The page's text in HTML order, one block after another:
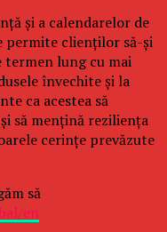
și a calendarelor de
permite clienților să-și
lung cu mai
învechite și la
ca acestea să
să mențină reziliența
cerințe prevăzute
să
en